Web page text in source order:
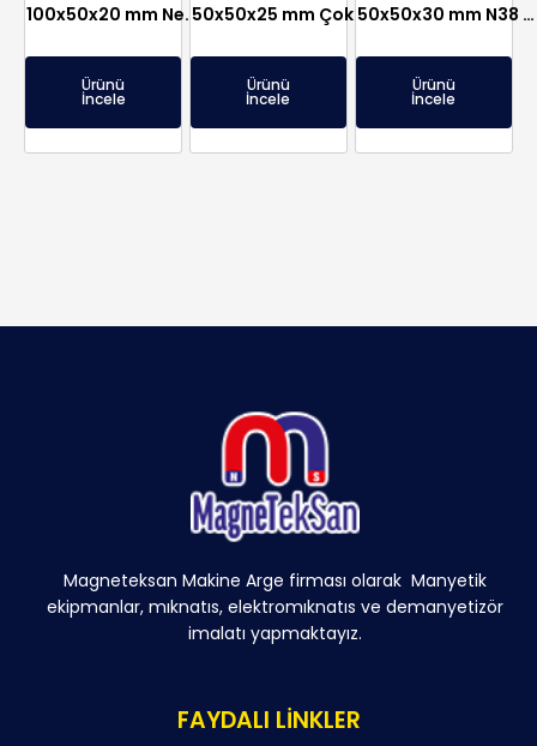
100x50x20 mm Neodyum Mıknatıs
Ürünü
İncele
50x50x25 mm Çok Güçlü Neodyum Mıknatıs
Ürünü
İncele
50x50x30 mm N38 Çok Güçlü Neodyum Mıknatıs
Ürünü
İncele
Magneteksan Makine Arge firması olarak Manyetik
ekipmanlar, mıknatıs, elektromıknatıs ve demanyetizör
imalatı yapmaktayız.
FAYDALI LİNKLER